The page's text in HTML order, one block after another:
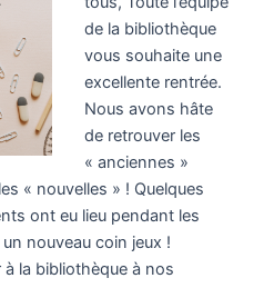
de la bibliothèque
vous souhaite une
excellente rentrée.
Nous avons hâte
de retrouver les
« anciennes »
« nouvelles » ! Quelques
ont eu lieu pendant les
nouveau coin jeux !
à la bibliothèque à nos